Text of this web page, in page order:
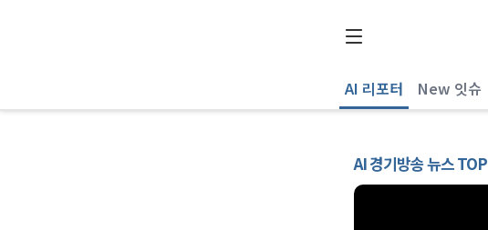
AI 리포터 New 잇슈
AI 경기방송 뉴스 TOP